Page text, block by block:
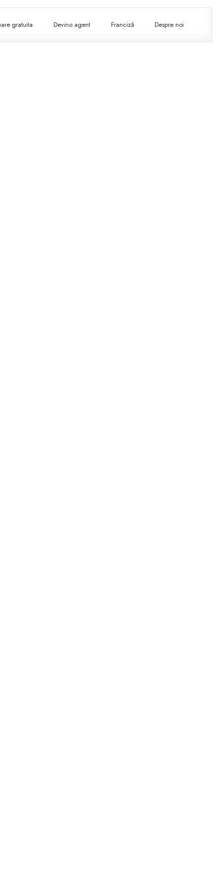
gratuita Devino agent Franciză Despre noi